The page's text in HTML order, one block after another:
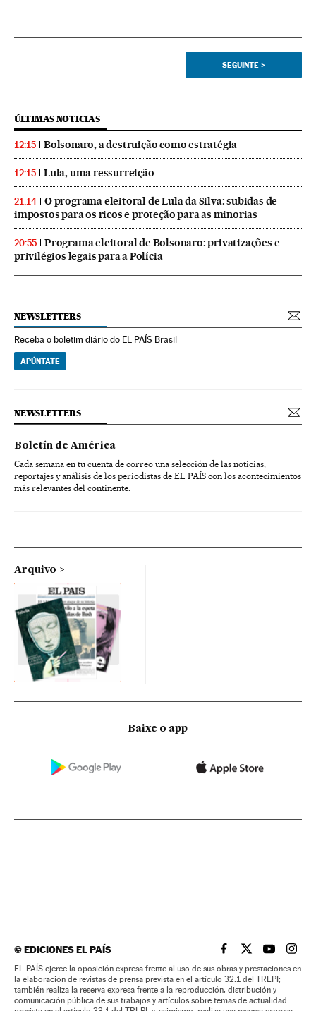
SEGUINTE >
ÚLTIMAS NOTICIAS
12:15 Bolsonaro, a destruição como estratégia
12:15 Lula, uma ressurreição
21:14
O programa eleitoral de Lula da Silva: subidas de
impostos para os ricos e proteção para as minorias
20:55
Programa eleitoral de Bolsonaro: privatizações e
privilégios legais para a Polícia
NEWSLETTERS
Receba o boletim diário do EL PAÍS Brasil
APÚNTATE
NEWSLETTERS
Boletín de América
Cada semana en tu cuenta de correo una selección de las noticias,
reportajes y análisis de los periodistas de EL PAÍS con los acontecimientos
más relevantes del continente.
Arquivo
Baixe o app
©EDICIONES EL PAÍS EL PAÍS BRASIL EN
EL PAÍSEL PAÍS
EL
EL PAÍS ejerce la oposición expresa frente al uso de sus obras y prestaciones en
la elaboración de revistas de prensa prevista en el artículo 32.1 del TRLPI;
también realiza la reserva expresa frente a la reproducción, distribución y
comunicación pública de sus trabajos y artículos sobre temas de actualidad